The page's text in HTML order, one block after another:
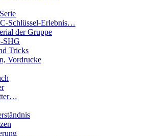
Schlüssel-Erlebnis…
der Gruppe
SHG
Tricks
Vordrucke